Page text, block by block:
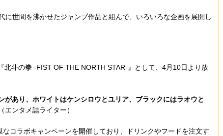
世間を沸かせたジャンプ作品と組んで、いろいろな企画を展開し
斗の拳 -FIST OF THE NORTH STAR-』として、4月10日より放
あり、ホワイトはケンシロウとユリア、ブラックにはラオウと
（エンタメ誌ライター）
コラボキャンペーンを開催しており、ドリンクやフードを注文す